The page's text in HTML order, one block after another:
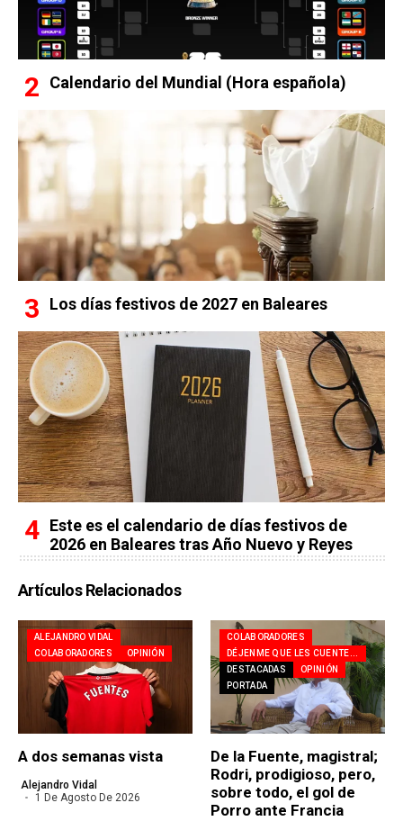
Calendario del Mundial (Hora española)
Los días festivos de 2027 en Baleares
Este es el calendario de días festivos de
2026 en Baleares tras Año Nuevo y Reyes
Artículos Relacionados
ALEJANDRO VIDAL
COLABORADORES
OPINIÓN
A dos semanas vista
Alejandro Vidal
1 De Agosto De 2026
COLABORADORES
DÉJENME QUE LES CUENTE...
DESTACADAS
OPINIÓN
PORTADA
De la Fuente, magistral;
Rodri, prodigioso, pero,
sobre todo, el gol de
Porro ante Francia